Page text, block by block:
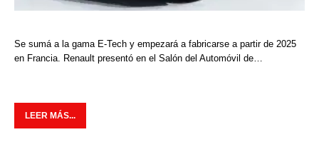
Se sumá a la gama E-Tech y empezará a fabricarse a partir de 2025
en Francia. Renault presentó en el Salón del Automóvil de…
LEER MÁS...